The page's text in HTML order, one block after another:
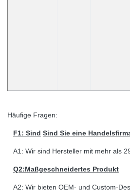
Häufige Fragen:
F1: Sind Sind Sie eine
A1: Wir sind Hersteller mit mehr als
Q2:Maßgeschneidertes Produkt
A2: Wir bieten OEM- und Custom-